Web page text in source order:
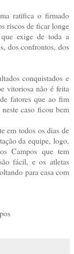
ratifica o firmado
riscos de ficar longe
exige de toda a
dos confrontos, dos
conquistados e
vitoriosa não é feita
fatores que ao fim
caso ficou bem
em todos os dias de
da equipe, logo,
Campos que tem
fácil, e os atletas
para casa com